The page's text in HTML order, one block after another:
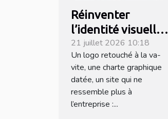
Réinventer
l’identité visuelle :
quand le design
raconte votre
histoire
21 juillet 2026 10:18
Un logo retouché à la va-
vite, une charte graphique
datée, un site qui ne
ressemble plus à
l’entreprise :...